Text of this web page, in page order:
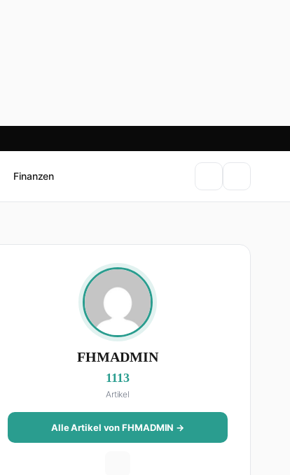
Finanzen
FHMADMIN
1113
Artikel
Alle Artikel von FHMADMIN →